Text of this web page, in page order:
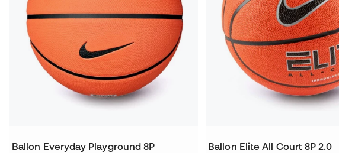
Ballon Everyday Playground 8P
Ballon Elite All Court 8P 2.0